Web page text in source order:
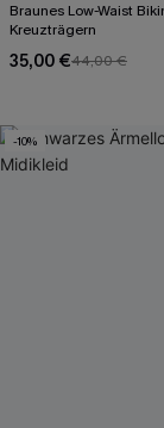
Braunes Low-Waist
Kreuzträgern
35,00 €44,00 €
-10%